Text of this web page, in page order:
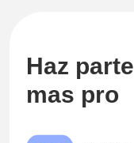
Haz
mas pro